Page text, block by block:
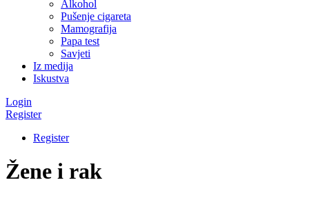
Alkohol
Pušenje cigareta
Mamografija
Papa test
Savjeti
Iz medija
Iskustva
Login
Register
Register
Žene i rak